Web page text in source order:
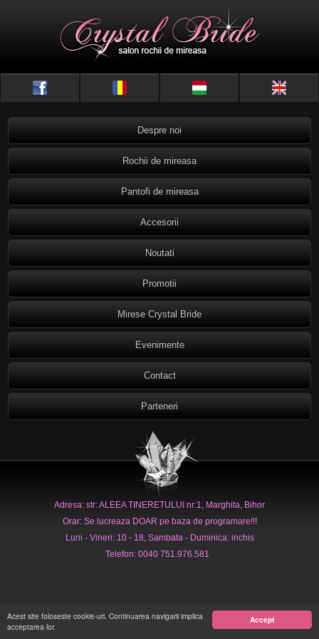
Accept
Acest site foloseste cookie-uri. Continuarea navigarii implica
acceptarea lor.
Despre noi
Rochii de mireasa
Pantofi de mireasa
Accesorii
Noutati
Promotii
Mirese Crystal Bride
Evenimente
Contact
Parteneri
Adresa: str: ALEEA TINERETULUI nr:1, Marghita, Bihor
Orar: Se lucreaza DOAR pe baza de programare!!!
Luni - Vineri: 10 - 18, Sambata - Duminica: inchis
Telefon: 0040 751.976.581